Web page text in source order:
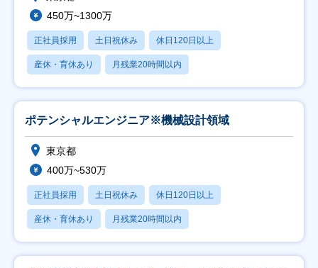
450万~1300万
正社員採用 土日祝休み 休日120日以上
産休・育休あり 月残業20時間以内
ポテンシャルエンジニア※機械設計領域
東京都
400万~530万
正社員採用 土日祝休み 休日120日以上
産休・育休あり 月残業20時間以内